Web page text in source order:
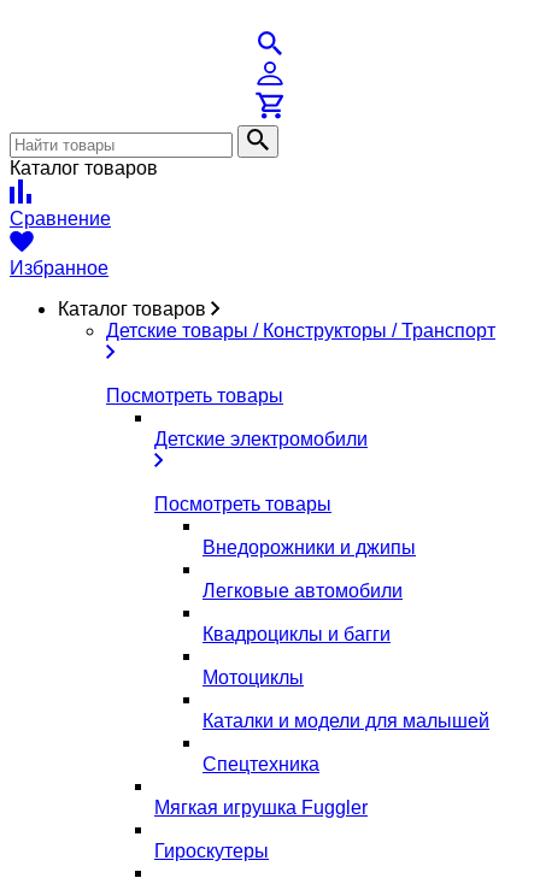
Каталог товаров
Сравнение
Избранное
Каталог товаров
Детские товары / Конструкторы / Транспорт
Посмотреть товары
Детские электромобили
Посмотреть товары
Внедорожники и джипы
Легковые автомобили
Квадроциклы и багги
Мотоциклы
Каталки и модели для малышей
Спецтехника
Мягкая игрушка Fuggler
Гироскутеры